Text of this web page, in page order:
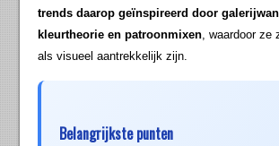
trends daarop geïnspireerd door
kleurtheorie en patroonmixen, waardoor ze
als visueel aantrekkelijk zijn.
Belangrijkste punten